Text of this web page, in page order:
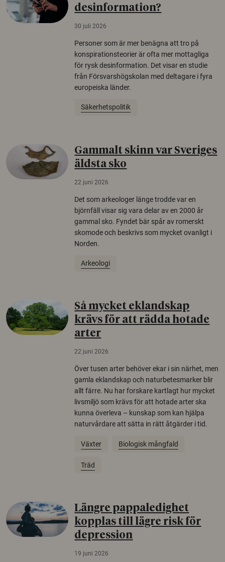
desinformation?
30 juli 2026
Personer som är mer benägna att tro på
konspirationsteorier är ofta mer mottagliga
för rysk desinformation. Det visar en studie
från Försvarshögskolan med deltagare i fyra
europeiska länder.
Säkerhetspolitik
Gammalt skinn var Sveriges
äldsta sko
22 juni 2026
Det som arkeologer länge trodde var en
björnfäll visar sig vara delar av en 2000 år
gammal sko. Fyndet bär spår av romerskt
skomode och beskrivs som mycket ovanligt i
Norden.
Arkeologi
Så mycket eklandskap
krävs för att rädda hotade
arter
22 juni 2026
Över tusen arter behöver ekar i sin närhet, men
gamla eklandskap och naturbetesmarker blir
allt färre. Nu har forskare kartlagt hur mycket
livsmiljö som krävs för att hotade arter ska
kunna överleva – kunskap som kan hjälpa
naturvårdare att sätta in rätt åtgärder i tid.
Växter Biologisk mångfald
Träd
Längre pappaledighet
kopplas till lägre risk för
depression
19 juni 2026